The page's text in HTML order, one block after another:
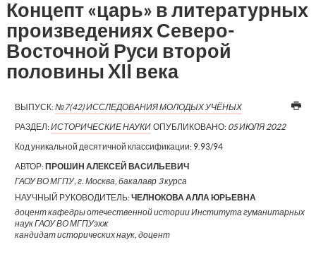
Концепт «царь» в литературных
произведениях Северо-
Восточной Руси второй
половины XII века
ВЫПУСК:№7(42) ИССЛЕДОВАНИЯ МОЛОДЫХ УЧЁНЫХ
РАЗДЕЛ:ИСТОРИЧЕСКИЕ НАУКИ ОПУБЛИКОВАНО: 05 ИЮЛЯ 2022
Код уникальной десятичной классификации: 9.93/94
АВТОР:ПРОШИН АЛЕКСЕЙ ВАСИЛЬЕВИЧ
ГАОУ ВО МГПУ, г. Москва, бакалавр 3 курса
НАУЧНЫЙ РУКОВОДИТЕЛЬ:ЧЕЛНОКОВА АЛЛА ЮРЬЕВНА
доцент кафедры отечественной истории Института гуманитарных
наук ГАОУ ВО МГПУэхж
кандидат исторических наук, доцент